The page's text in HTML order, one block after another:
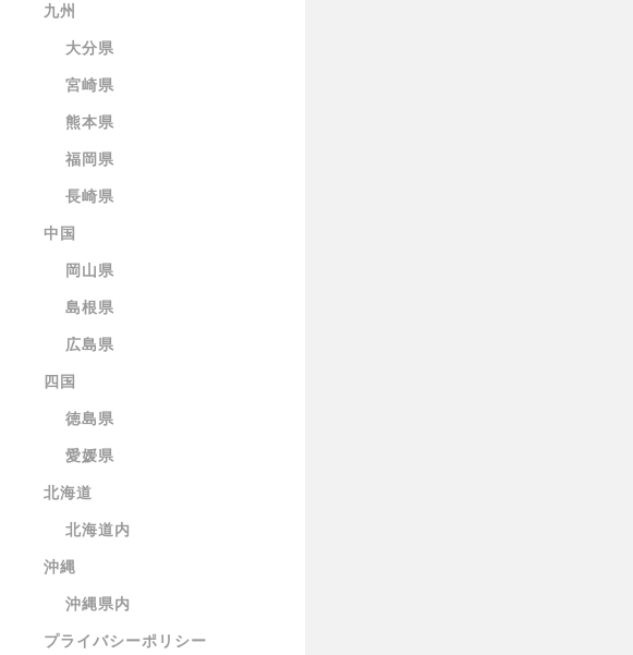
九州
大分県
宮崎県
熊本県
福岡県
長崎県
中国
岡山県
島根県
広島県
四国
徳島県
愛媛県
北海道
北海道内
沖縄
沖縄県内
プライバシーポリシー